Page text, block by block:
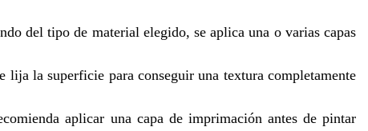
del tipo de material elegido, se aplica una o varias capas
lija la superficie para conseguir una textura completamente
aplicar una capa de imprimación antes de pintar